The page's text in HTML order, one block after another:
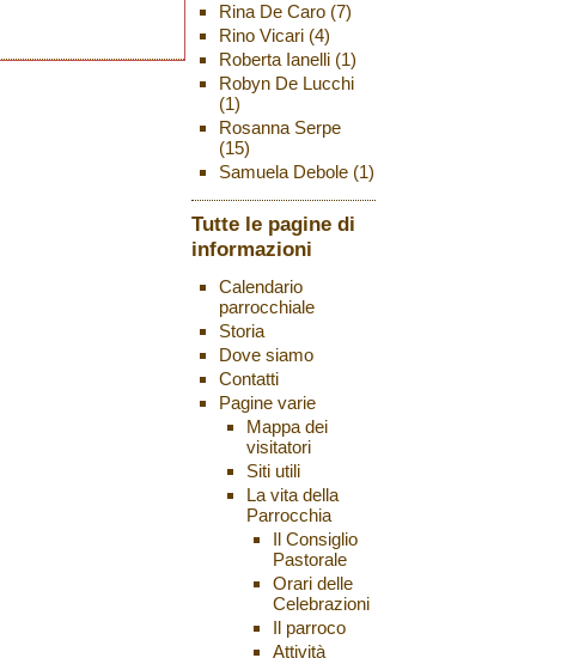
Rina De Caro(7)
Rino Vicari(4)
Roberta Ianelli(1)
Robyn De Lucchi
(1)
Rosanna Serpe
(15)
Samuela Debole(1)
Tutte le pagine di
informazioni
Calendario
parrocchiale
Storia
Dove siamo
Contatti
Pagine varie
Mappa dei
visitatori
Siti utili
La vita della
Parrocchia
Il Consiglio
Pastorale
Orari delle
Celebrazioni
Il parroco
Attività